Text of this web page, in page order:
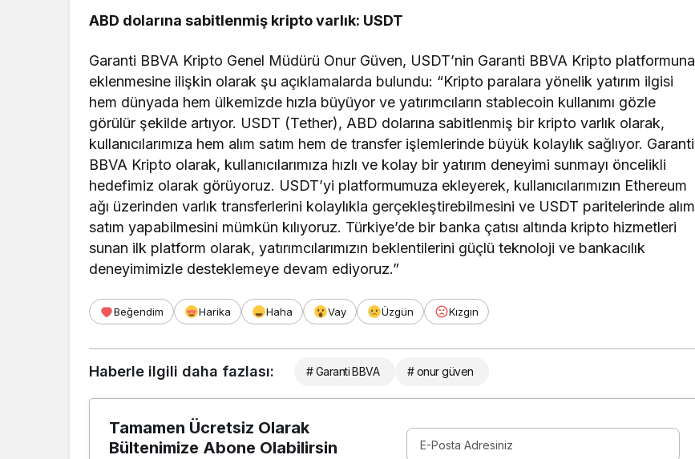
ABD dolarına sabitlenmiş kripto varlık: USDT
Garanti BBVA Kripto Genel Müdürü Onur Güven, USDT’nin Garanti BBVA Kripto platformuna
eklenmesine ilişkin olarak şu açıklamalarda bulundu: “Kripto paralara yönelik yatırım ilgisi
hem dünyada hem ülkemizde hızla büyüyor ve yatırımcıların stablecoin kullanımı gözle
görülür şekilde artıyor. USDT (Tether), ABD dolarına sabitlenmiş bir kripto varlık olarak,
kullanıcılarımıza hem alım satım hem de transfer işlemlerinde büyük kolaylık sağlıyor. Garanti
BBVA Kripto olarak, kullanıcılarımıza hızlı ve kolay bir yatırım deneyimi sunmayı öncelikli
hedefimiz olarak görüyoruz. USDT’yi platformumuza ekleyerek, kullanıcılarımızın Ethereum
ağı üzerinden varlık transferlerini kolaylıkla gerçekleştirebilmesini ve USDT paritelerinde alım
satım yapabilmesini mümkün kılıyoruz. Türkiye’de bir banka çatısı altında kripto hizmetleri
sunan ilk platform olarak, yatırımcılarımızın beklentilerini güçlü teknoloji ve bankacılık
deneyimimizle desteklemeye devam ediyoruz.”
Beğendim Harika Haha Vay Üzgün Kızgın
Haberle ilgili daha fazlası: # Garanti BBVA # onur güven
Tamamen Ücretsiz Olarak
Bültenimize Abone Olabilirsin